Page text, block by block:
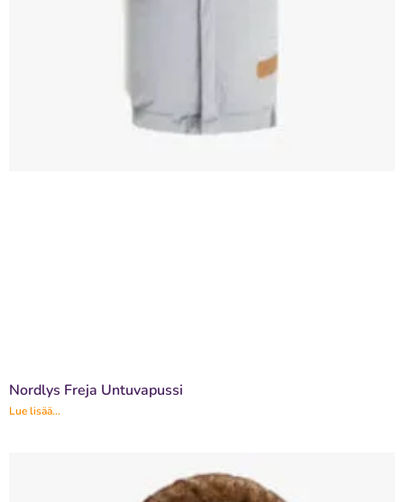
Nordlys Freja Untuvapussi
Lue lisää...